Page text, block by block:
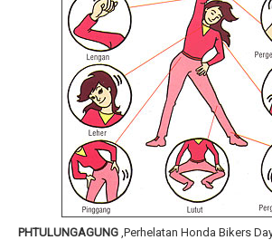
PHTULUNGAGUNG ,Perhelatan Honda Bikers